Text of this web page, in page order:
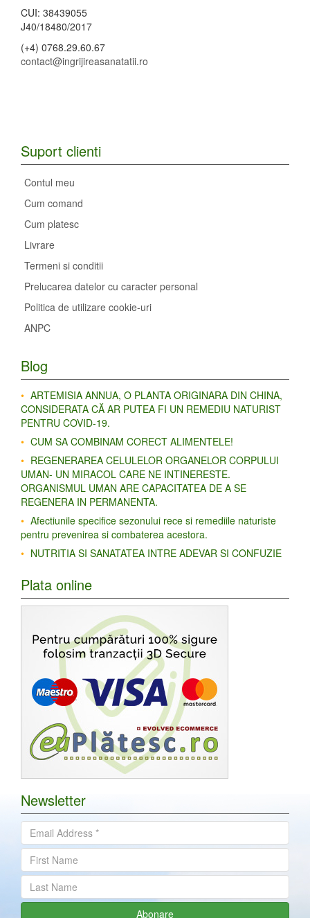
CUI: 38439055
J40/18480/2017
(+4) 0768.29.60.67
contact@ingrijireasanatatii.ro
Suport clienti
Contul meu
Cum comand
Cum platesc
Livrare
Termeni si conditii
Prelucarea datelor cu caracter personal
Politica de utilizare cookie-uri
ANPC
Blog
ARTEMISIA ANNUA, O PLANTA ORIGINARA DIN CHINA,
CONSIDERATA CĂ AR PUTEA FI UN REMEDIU NATURIST
PENTRU COVID-19.
CUM SA COMBINAM CORECT ALIMENTELE!
REGENERAREA CELULELOR ORGANELOR CORPULUI
UMAN- UN MIRACOL CARE NE INTINERESTE.
ORGANISMUL UMAN ARE CAPACITATEA DE A SE
REGENERA IN PERMANENTA.
Afectiunile specifice sezonului rece si remediile naturiste
pentru prevenirea si combaterea acestora.
NUTRITIA SI SANATATEA INTRE ADEVAR SI CONFUZIE
Plata online
Newsletter
Abonare